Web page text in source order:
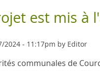
est mis à
2024 - 11:17pm by Editor
communales de